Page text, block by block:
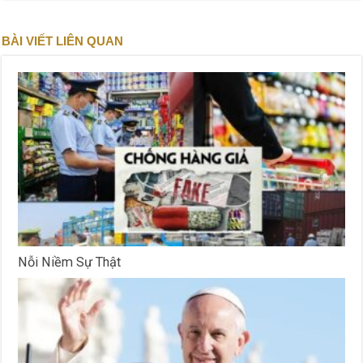
BÀI VIẾT LIÊN QUAN
Nỗi Niềm Sự Thật